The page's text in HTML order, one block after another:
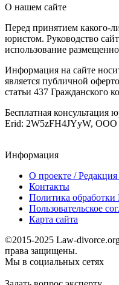
О нашем сайте
Перед принятием какого-
юристом. Руководство
использование
Информация на сайте
является публичной
статьи 437 Гражданского
Бесплатная консультация
Erid: 2W5zFH4JYyW, ООО
Информация
О проекте / Редакция
Контакты
Политика
Пользовательское
Карта сайта
©2015-2025 Law-
права защищены.
Мы в социальных сетях